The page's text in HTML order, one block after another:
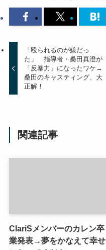
「殴られるのが嫌だっ
た」 指導者・桑田真澄が
「反暴力」になったワケ→
桑田のキャスティング、大
正解！
関連記事
ClariSメンバーのカレン卒
業発表→夢をかなえて幸せ